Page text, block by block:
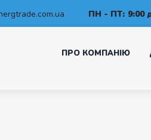
ПН - ПТ: 9:00
ПРО КОМПАНІЮ